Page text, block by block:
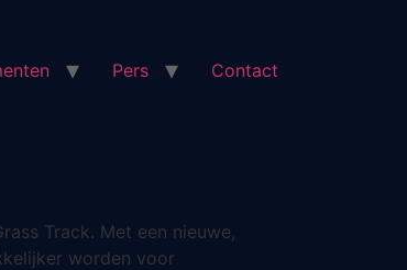
Pers Contact
Track. Met een nieuwe,
worden voor